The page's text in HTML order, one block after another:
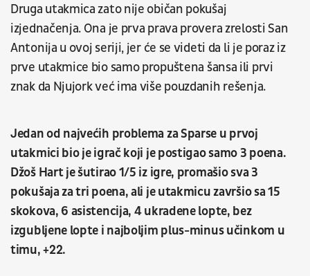
Druga utakmica zato nije običan pokušaj
izjednačenja. Ona je prva prava provera zrelosti San
Antonija u ovoj seriji, jer će se videti da li je poraz iz
prve utakmice bio samo propuštena šansa ili prvi
znak da Njujork već ima više pouzdanih rešenja.
Jedan od najvećih problema za Sparse u prvoj
utakmici bio je igrač koji je postigao samo 3 poena.
Džoš Hart je šutirao 1/5 iz igre, promašio sva 3
pokušaja za tri poena, ali je utakmicu završio sa 15
skokova, 6 asistencija, 4 ukradene lopte, bez
izgubljene lopte i najboljim plus-minus učinkom u
timu, +22.